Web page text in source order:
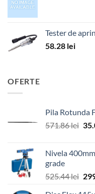
Tester de
58.28 lei
OFERTE
Pila Rotunda
571.86lei
Nivela
grade
525.44lei